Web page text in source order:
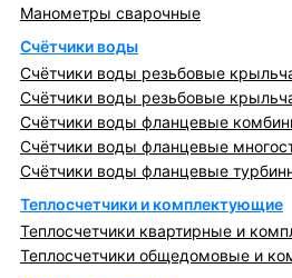
Манометры сварочные
Счётчики воды
Счётчики воды резьбовые
Счётчики воды резьбовые
Счётчики воды фланцевые
Счётчики воды фланцевые
Счётчики воды фланцевые
Теплосчетчики и комплектующие
Теплосчетчики квартирные и
Теплосчетчики общедомовые и